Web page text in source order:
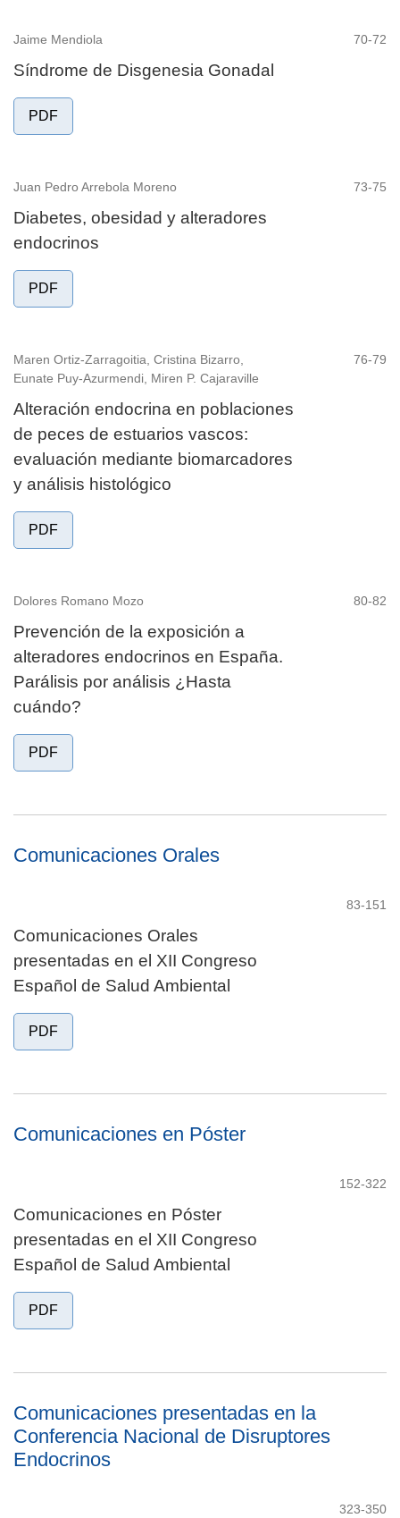
Jaime Mendiola 70-72
Síndrome de Disgenesia Gonadal
PDF
Juan Pedro Arrebola Moreno 73-75
Diabetes, obesidad y alteradores
endocrinos
PDF
Maren Ortiz-Zarragoitia, Cristina Bizarro,
Eunate Puy-Azurmendi, Miren P. Cajaraville
76-79
Alteración endocrina en poblaciones
de peces de estuarios vascos:
evaluación mediante biomarcadores
y análisis histológico
PDF
Dolores Romano Mozo 80-82
Prevención de la exposición a
alteradores endocrinos en España.
Parálisis por análisis ¿Hasta
cuándo?
PDF
Comunicaciones Orales
83-151
Comunicaciones Orales
presentadas en el XII Congreso
Español de Salud Ambiental
PDF
Comunicaciones en Póster
152-322
Comunicaciones en Póster
presentadas en el XII Congreso
Español de Salud Ambiental
PDF
Comunicaciones presentadas en la
Conferencia Nacional de Disruptores
Endocrinos
323-350